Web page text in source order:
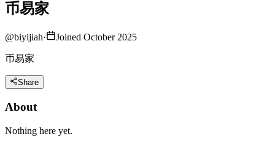
币易家
@biyijiah· Joined October 2025
币易家
Share
About
Nothing here yet.